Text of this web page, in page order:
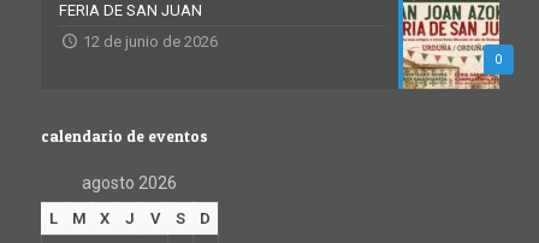
0
FERIA DE SAN JUAN
12 de junio de 2026
calendario de eventos
agosto 2026
L M X J V S D